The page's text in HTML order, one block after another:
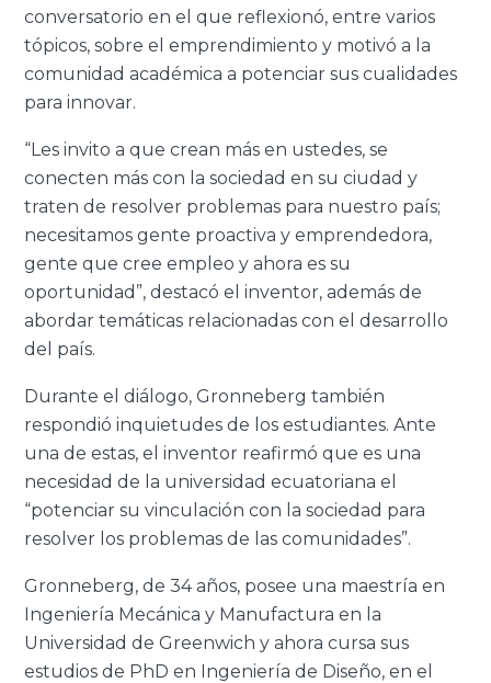
conversatorio en el que reflexionó, entre varios
tópicos, sobre el emprendimiento y motivó a la
comunidad académica a potenciar sus cualidades
para innovar.
“Les invito a que crean más en ustedes, se
conecten más con la sociedad en su ciudad y
traten de resolver problemas para nuestro país;
necesitamos gente proactiva y emprendedora,
gente que cree empleo y ahora es su
oportunidad”, destacó el inventor, además de
abordar temáticas relacionadas con el desarrollo
del país.
Durante el diálogo, Gronneberg también
respondió inquietudes de los estudiantes. Ante
una de estas, el inventor reafirmó que es una
necesidad de la universidad ecuatoriana el
“potenciar su vinculación con la sociedad para
resolver los problemas de las comunidades”.
Gronneberg, de 34 años, posee una maestría en
Ingeniería Mecánica y Manufactura en la
Universidad de Greenwich y ahora cursa sus
estudios de PhD en Ingeniería de Diseño, en el